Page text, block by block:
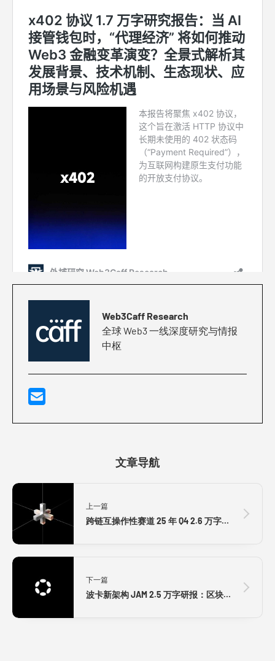
Web3Caff Research
全球 Web3 一线深度研究与情报
中枢
文章导航
上一篇
跨链互操作性赛道 25 年 Q4 2.6 万字研报：聚链成网，全球链上价值交换网络建成在即？全景式拆解其发展背景、结构化分类、运行机制、竞争态势、风险图谱与未来展望
下一篇
波卡新架构 JAM 2.5 万字研报：区块链不再等于虚拟机，后以太坊时代最具颠覆性的超级架构革新？全景式解析架构演进、Parity 的路径反思与计算层的技术十年